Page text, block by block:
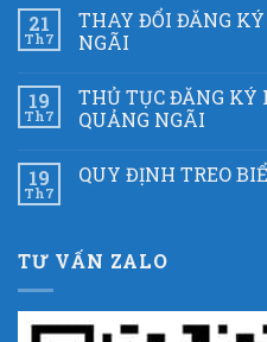
21
Th7
THAY ĐỔI ĐĂNG
NGÃI
19
Th7
THỦ TỤC ĐĂNG
QUẢNG NGÃI
19
Th7
QUY ĐỊNH TREO
TƯ VẤN ZALO